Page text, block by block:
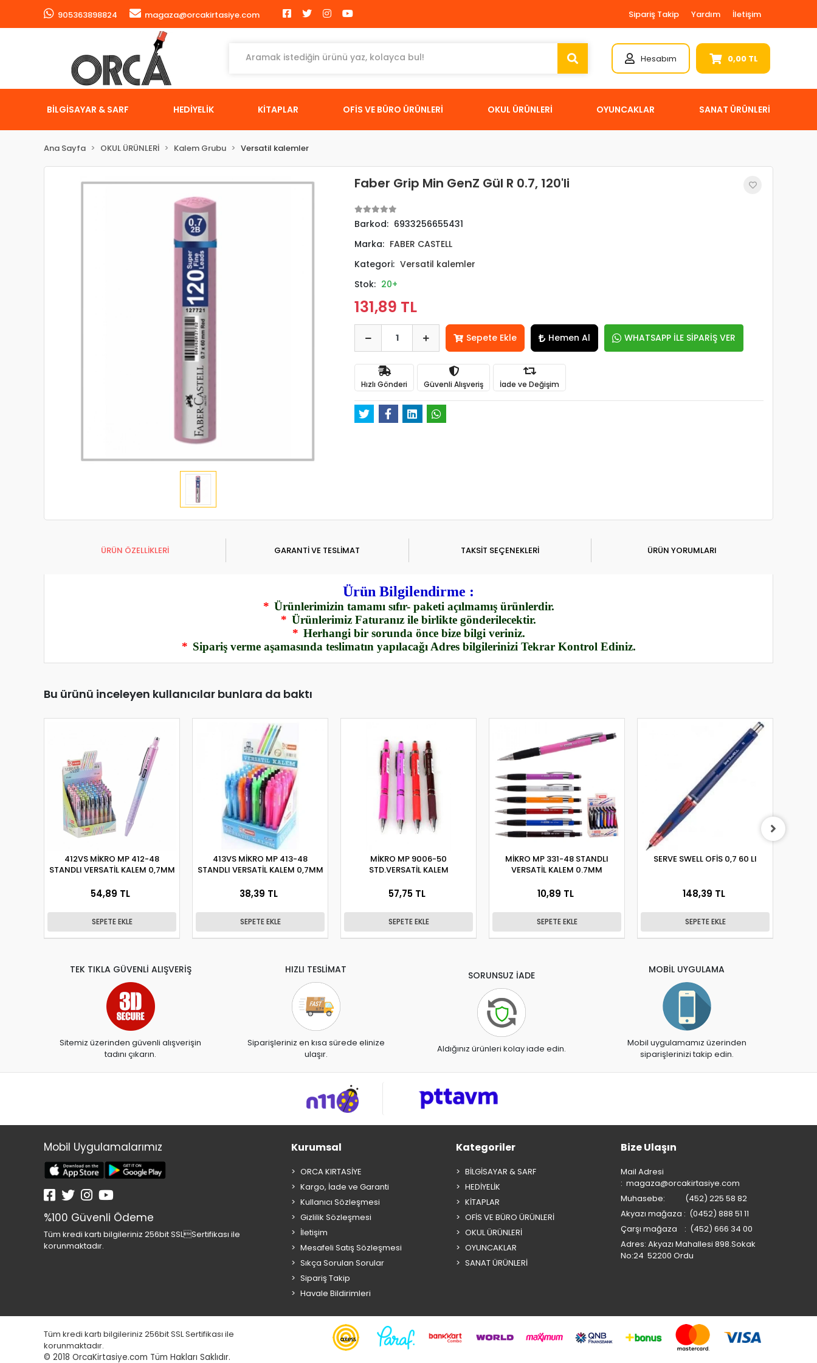
905363898824 magaza@orcakirtasiye.com Sipariş Takip Yardım İletişim
Hesabım 0,00 TL
BİLGİSAYAR & SARF HEDİYELİK KİTAPLAR OFİS VE BÜRO ÜRÜNLERİ OKUL ÜRÜNLERİ OYUNCAKLAR SANAT ÜRÜNLERİ
Ana Sayfa OKUL ÜRÜNLERİ Kalem Grubu Versatil kalemler
Faber Grip Min GenZ Gül R 0.7, 120'li
Barkod: 6933256655431
Marka: FABER CASTELL
Kategori: Versatil kalemler
Stok: 20+
131,89 TL
Sepete Ekle Hemen Al WHATSAPP İLE SİPARİŞ VER
Hızlı Gönderi Güvenli Alışveriş İade ve Değişim
ÜRÜN ÖZELLİKLERİ GARANTİ VE TESLİMAT TAKSİT SEÇENEKLERİ ÜRÜN YORUMLARI
Ürün Bilgilendirme :
* Ürünlerimizin tamamı sıfır- paketi açılmamış ürünlerdir.
* Ürünlerimiz Faturanız ile birlikte gönderilecektir.
* Herhangi bir sorunda önce bize bilgi veriniz.
* Sipariş verme aşamasında teslimatın yapılacağı Adres bilgilerinizi Tekrar Kontrol Ediniz.
Bu ürünü inceleyen kullanıcılar bunlara da baktı
412VS MİKRO MP 412-48
STANDLI VERSATİL KALEM 0,7MM
54,89 TL
SEPETE EKLE
413VS MİKRO MP 413-48
STANDLI VERSATİL KALEM 0,7MM
38,39 TL
SEPETE EKLE
MİKRO MP 9006-50
STD.VERSATİL KALEM
57,75 TL
SEPETE EKLE
MİKRO MP 331-48 STANDLI
VERSATİL KALEM 0.7MM
10,89 TL
SEPETE EKLE
SERVE SWELL OFİS 0,7 60 LI
148,39 TL
SEPETE EKLE
TEK TIKLA GÜVENLİ ALIŞVERİŞ
Sitemiz üzerinden güvenli alışverişin
tadını çıkarın.
HIZLI TESLİMAT
Siparişleriniz en kısa sürede elinize
ulaşır.
SORUNSUZ İADE
Aldığınız ürünleri kolay iade edin.
MOBİL UYGULAMA
Mobil uygulamamız üzerinden
siparişlerinizi takip edin.
Mobil Uygulamalarımız
%100 Güvenli Ödeme
Tüm kredi kartı bilgileriniz 256bit SSLSertifikası ile
korunmaktadır.
Kurumsal
ORCA KIRTASİYE
Kargo, İade ve Garanti
Kullanıcı Sözleşmesi
Gizlilik Sözleşmesi
İletişim
Mesafeli Satış Sözleşmesi
Sıkça Sorulan Sorular
Sipariş Takip
Havale Bildirimleri
Kategoriler
BİLGİSAYAR & SARF
HEDİYELİK
KİTAPLAR
OFİS VE BÜRO ÜRÜNLERİ
OKUL ÜRÜNLERİ
OYUNCAKLAR
SANAT ÜRÜNLERİ
Bize Ulaşın
Mail Adresi
: magaza@orcakirtasiye.com
Muhasebe: (452) 225 58 82
Akyazı mağaza : (0452) 888 51 11
Çarşı mağaza : (452) 666 34 00
Adres: Akyazı Mahallesi 898.Sokak
No:24 52200 Ordu
Tüm kredi kartı bilgileriniz 256bit SSL Sertifikası ile
korunmaktadır.
© 2018 OrcaKirtasiye.com Tüm Hakları Saklıdır.